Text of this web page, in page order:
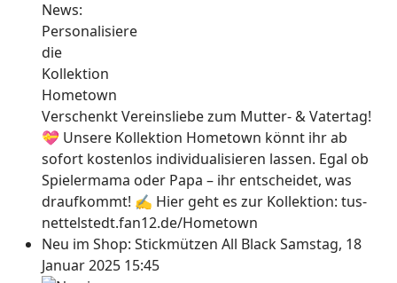
Verschenkt Vereinsliebe zum Mutter- & Vatertag!
💝 Unsere Kollektion Hometown könnt ihr ab
sofort kostenlos individualisieren lassen. Egal ob
Spielermama oder Papa – ihr entscheidet, was
draufkommt! ✍ Hier geht es zur Kollektion: tus-
nettelstedt.fan12.de/Hometown
Neu im Shop: Stickmützen All BlackSamstag, 18
Januar 2025 15:45